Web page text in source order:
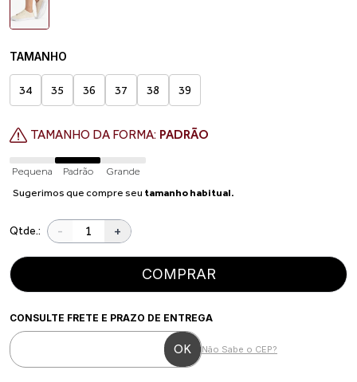
TAMANHO
34 35 36 37 38 39
TAMANHO DA FORMA: PADRÃO
Pequena Padrão
Grande
Sugerimos que compre seu tamanho habitual.
Qtde.: - +
COMPRAR
CONSULTE FRETE E PRAZO DE ENTREGA
Não Sabe o CEP?